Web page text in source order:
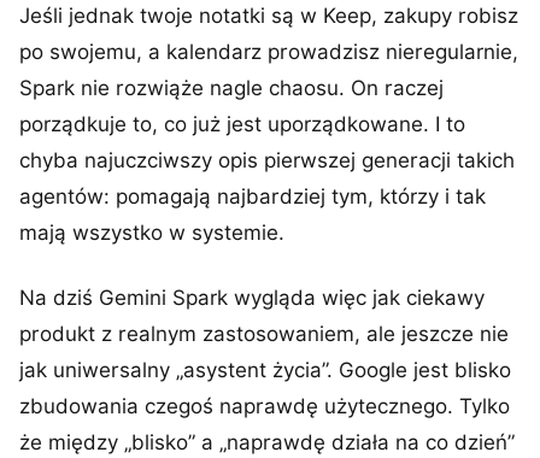
Jeśli jednak twoje notatki są w Keep, zakupy robisz
po swojemu, a kalendarz prowadzisz nieregularnie,
Spark nie rozwiąże nagle chaosu. On raczej
porządkuje to, co już jest uporządkowane. I to
chyba najuczciwszy opis pierwszej generacji takich
agentów: pomagają najbardziej tym, którzy i tak
mają wszystko w systemie.
Na dziś Gemini Spark wygląda więc jak ciekawy
produkt z realnym zastosowaniem, ale jeszcze nie
jak uniwersalny „asystent życia”. Google jest blisko
zbudowania czegoś naprawdę użytecznego. Tylko
że między „blisko” a „naprawdę działa na co dzień”